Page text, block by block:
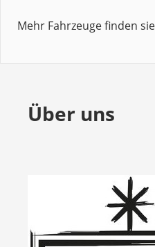
Mehr Fahrzeuge finden
Über uns